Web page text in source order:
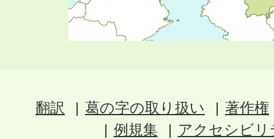
翻訳 葛の字の取り扱い
著作権
例規集
アクセシビ